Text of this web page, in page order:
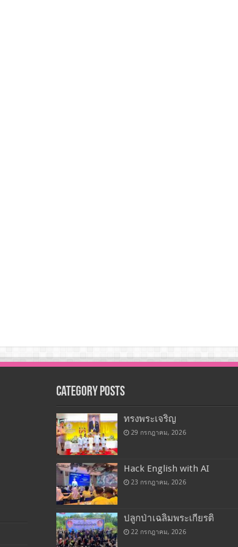
Category Posts
ทรงพระเจริญ
29 กรกฎาคม, 2026
Hack English with AI
23 กรกฎาคม, 2026
ปลูกป่าเฉลิมพระเกียรติ
22 กรกฎาคม, 2026